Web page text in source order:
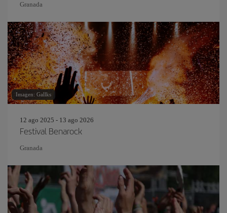
Granada
Imagen: Gallks
12 ago 2025 - 13 ago 2026
Festival Benarock
Granada